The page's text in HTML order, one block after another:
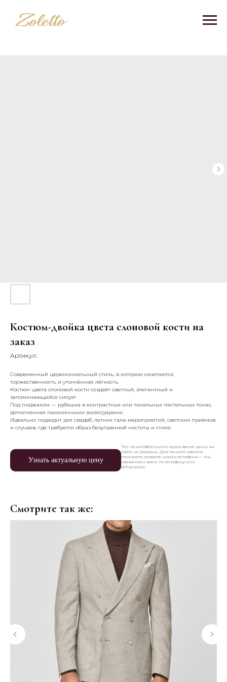
Костюм-двойка цвета слоновой кости на
заказ
Артикул:
Современный церемониальный стиль, в котором сочетаются
торжественность и утончённая лёгкость.
Костюм цвета слоновой кости создаёт светлый, элегантный и
запоминающийся силуэт.
Под пиджаком — рубашка в контрастных или тональных пастельных тонах,
дополненная лаконичными аксессуарами.
Идеально подходит для свадеб, летних гала-мероприятий, светских приёмов
и случаев, где требуется образ безупречной чистоты и стиля.
Узнать актуальную цену
*Из-за нестабильного курса валют цены на
сайте не указаны. Для точного расчета
стоимости оставьте номер телефона — мы
свяжемся с вами по телефону или
WhatsApp.
Смотрите так же: